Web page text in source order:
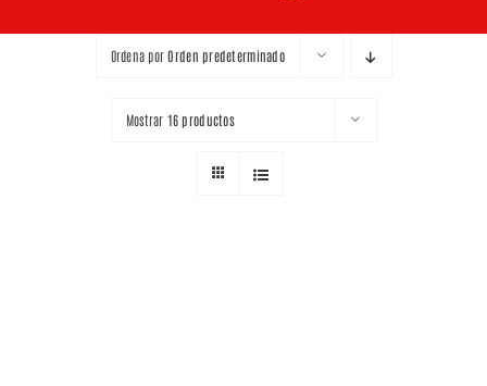
BLOG
CONTACTO
Ordena porOrden predeterminado
Mostrar 16 productos